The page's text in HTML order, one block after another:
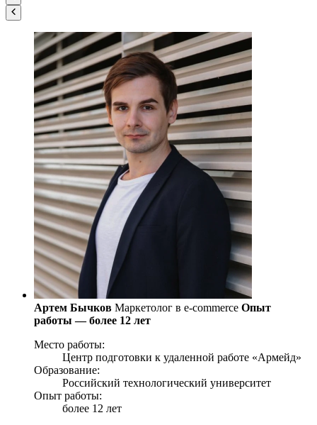
Артем Бычков Маркетолог в e-commerce Опыт
работы — более 12 лет
Место работы:
Центр подготовки к удаленной работе «Армейд»
Образование:
Российский технологический университет
Опыт работы:
более 12 лет